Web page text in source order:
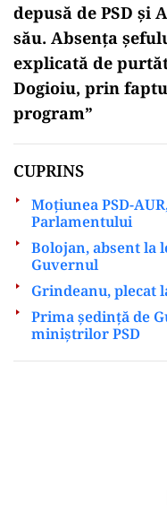
depusă de PSD și
său. Absența
explicată de
Dogioiu, prin
program”
CUPRINS
Moțiunea PSD-
Parlamentului
Bolojan, absent la
Guvernul
Grindeanu, plecat
Prima ședință de
miniștrilor PSD